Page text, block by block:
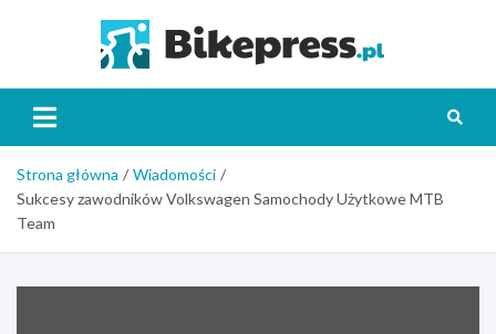
Strona główna
Wiadomości
Sukcesy zawodników Volkswagen Samochody Użytkowe MTB
Team